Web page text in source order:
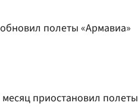
полеты «Армавиа»
приостановил полеты